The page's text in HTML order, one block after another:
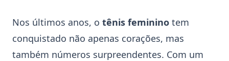
Nos últimos anos, o tênis feminino tem
conquistado não apenas corações, mas
também números surpreendentes. Com um